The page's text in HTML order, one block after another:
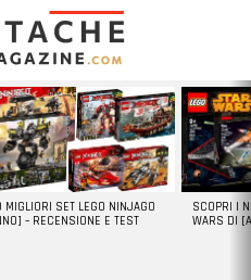
MIGLIORI SET LEGO NINJAGO
– RECENSIONE E TEST
SCOPRI I
WARS DI